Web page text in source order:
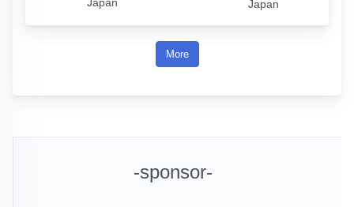
Japan
More
-sponsor-